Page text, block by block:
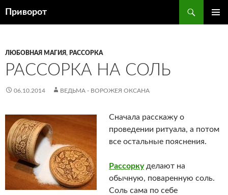
Приворот
ЛЮБОВНАЯ МАГИЯ, РАССОРКА
РАССОРКА НА СОЛЬ
06.10.2014 ВЕДЬМА - ВОРОЖЕЯ ОКСАНА
Сначала расскажу о
проведении ритуала, а потом
все остальные пояснения.
Рассоркуделают на
обычную, поваренную соль.
Соль сама по себе